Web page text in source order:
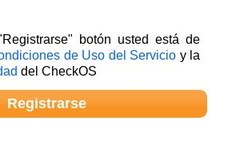
botón usted está de
de Uso del Servicio y la
del CheckOS